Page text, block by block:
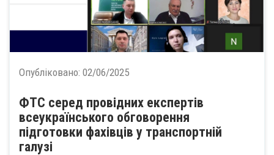
Опубліковано: 02/06/2025
ФТС серед провідних експертів
всеукраїнського обговорення
підготовки фахівців у транспортній
галузі